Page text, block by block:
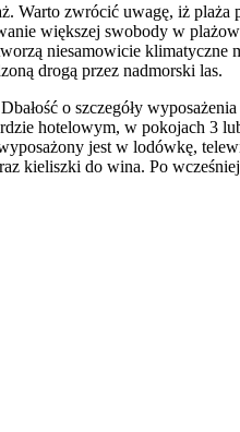
Warto zwrócić uwagę, iż
większej swobody w
niesamowicie klimatyczne
drogą przez nadmorski las.
o szczegóły
hotelowym, w pokojach 3
jest w lodówkę,
kieliszki do wina. Po
sprzyja
w WILLI są tak
m.in w toster,